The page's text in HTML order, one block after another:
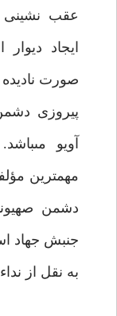
عقب نشينى
ايجاد
صورت ناديده
پيروزى
آويو
مهمترين
دشمن
جنبش جهاد
به نقل از